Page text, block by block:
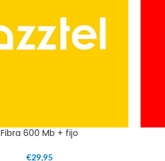
Fibra 600 Mb + fijo
€29,95